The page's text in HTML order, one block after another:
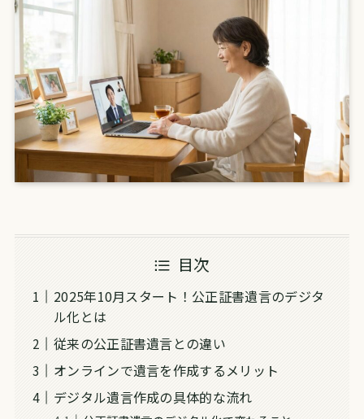
目次
2025年10月スタート！公正証書遺言のデジタ
ル化とは
従来の公正証書遺言との違い
オンラインで遺言を作成するメリット
デジタル遺言作成の具体的な流れ